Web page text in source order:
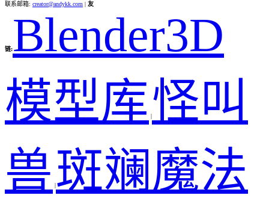
联系邮箱: creator@andykk.com | 友
链:Blender3D
模型库
|怪叫
兽
|斑斓魔法